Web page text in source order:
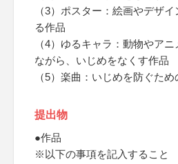
（3）ポスター：絵画やデザ
る作品
（4）ゆるキャラ：動物やア
ながら、いじめをなくす作品
（5）楽曲：いじめを防ぐため
提出物
●作品
※以下の事項を記入すること